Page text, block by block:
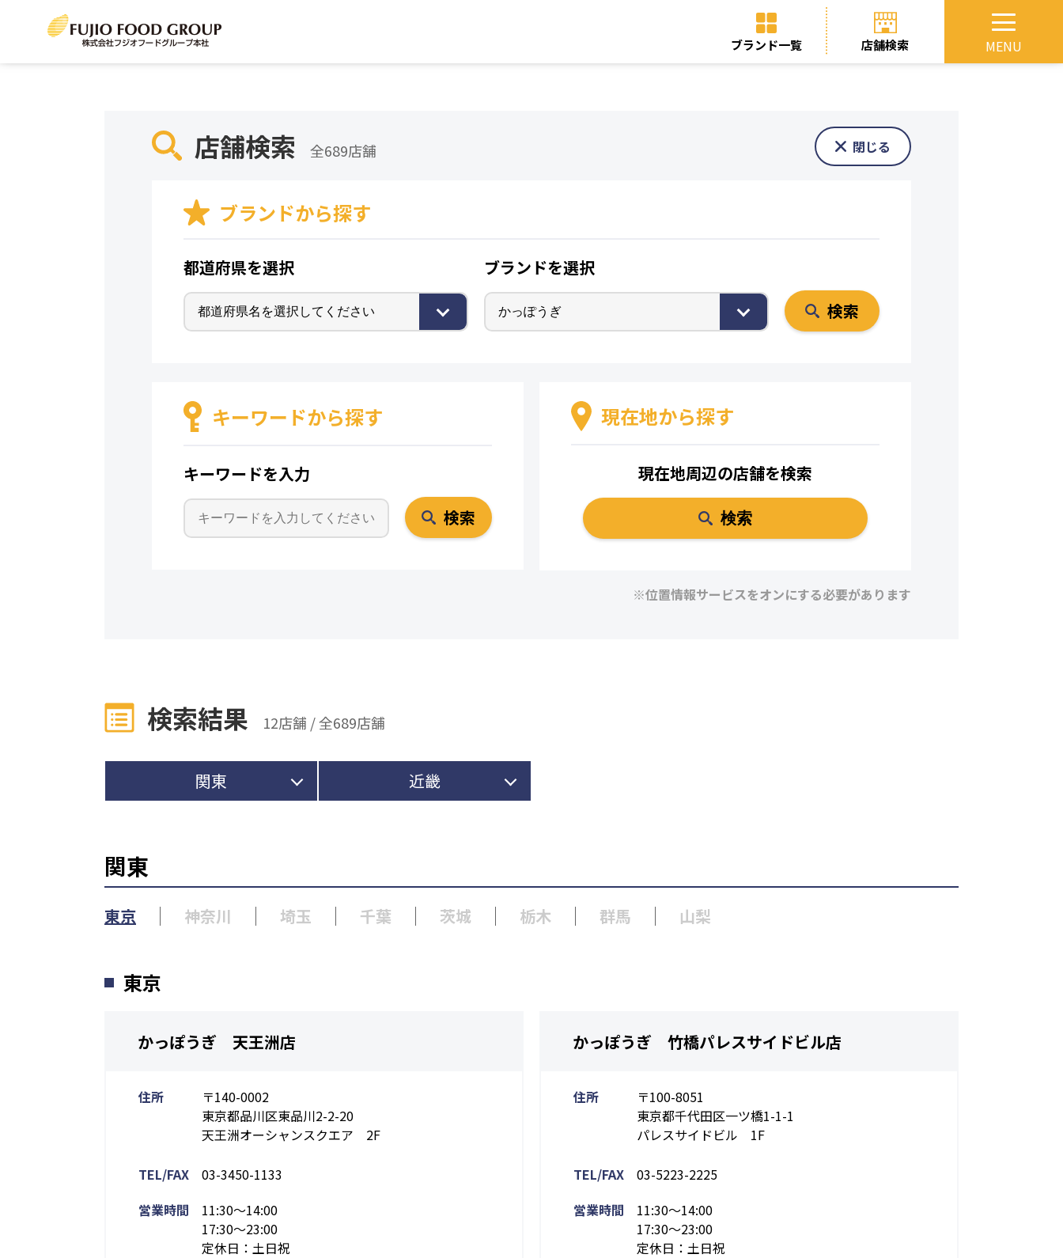
ブランド一覧 店舗検索
店舗検索 全689店舗
ブランドから探す
都道府県を選択
ブランドを選択
検索
キーワードから探す
キーワードを入力
検索
現在地から探す
現在地周辺の店舗を検索
検索
※位置情報サービスをオンにする必要があります
検索結果 12店舗 /全689店舗
関東 近畿
関東
東京 神奈川 埼玉 千葉 茨城 栃木 群馬 山梨
東京
かっぽうぎ 天王洲店
住所
〒140-0002
東京都品川区東品川2-2-20
天王洲オーシャンスクエア 2F
TEL/FAX
03-3450-1133
営業時間
11:30～14:00
17:30～23:00
定休日：土日祝
かっぽうぎ 竹橋パレスサイドビル店
住所
〒100-8051
東京都千代田区一ツ橋1-1-1
パレスサイドビル 1F
TEL/FAX
03-5223-2225
営業時間
11:30～14:00
17:30～23:00
定休日：土日祝